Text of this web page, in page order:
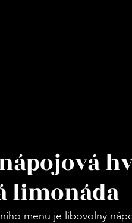
limonáda
menu je libovolný